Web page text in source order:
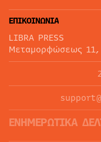
ΕΠΙΚΟΙΝΩΝΙΑ
LIBRA PRESS
Μεταμορφώσεως
ΕΝΗΜΕΡΩΤΙΚΑ